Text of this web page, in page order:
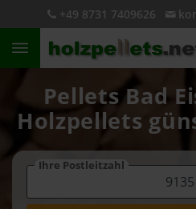
+49 8731 7409626
Pellets Bad
Holzpellets
Ihre Postleitzahl